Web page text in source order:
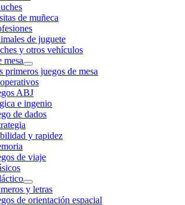
de muñeca
de juguete
y otros vehículos
mesa
primeros juegos de mesa
ABJ
e ingenio
de dados
y rapidez
de viaje
y letras
de orientación espacial